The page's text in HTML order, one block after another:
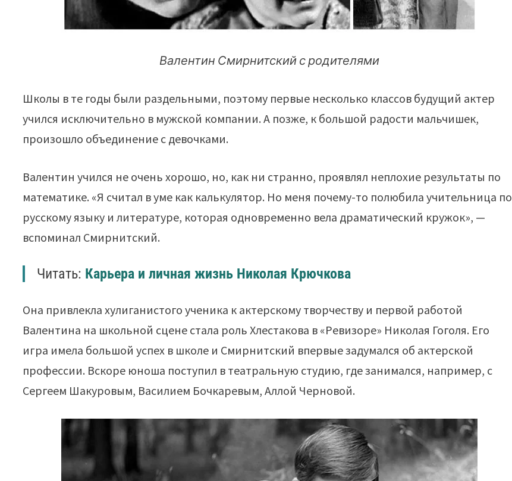
Валентин Смирнитский с родителями
Школы в те годы были раздельными, поэтому первые несколько классов будущий актер
учился исключительно в мужской компании. А позже, к большой радости мальчишек,
произошло объединение с девочками.
Валентин учился не очень хорошо, но, как ни странно, проявлял неплохие результаты по
математике. «Я считал в уме как калькулятор. Но меня почему-то полюбила учительница по
русскому языку и литературе, которая одновременно вела драматический кружок», —
вспоминал Смирнитский.
Читать: Карьера и личная жизнь Николая Крючкова
Она привлекла хулиганистого ученика к актерскому творчеству и первой работой
Валентина на школьной сцене стала роль Хлестакова в «Ревизоре» Николая Гоголя. Его
игра имела большой успех в школе и Смирнитский впервые задумался об актерской
профессии. Вскоре юноша поступил в театральную студию, где занимался, например, с
Сергеем Шакуровым, Василием Бочкаревым, Аллой Черновой.